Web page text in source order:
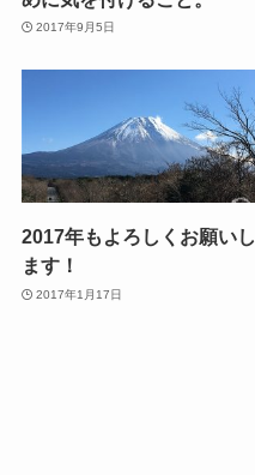
2017年9月5日
2017年もよろしくお願いし
ます！
2017年1月17日